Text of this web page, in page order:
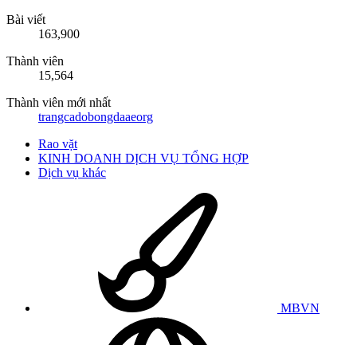
Bài viết
163,900
Thành viên
15,564
Thành viên mới nhất
trangcadobongdaaeorg
Rao vặt
KINH DOANH DỊCH VỤ TỔNG HỢP
Dịch vụ khác
MBVN